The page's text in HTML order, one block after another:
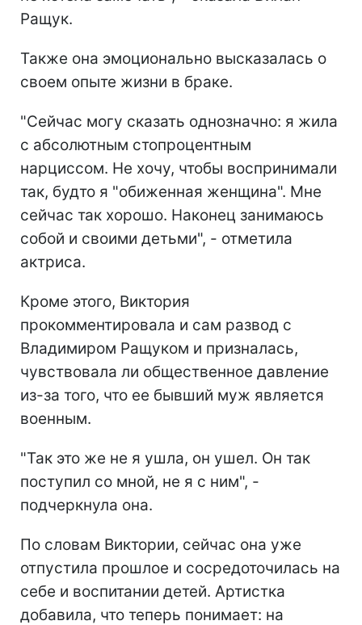
Ращук.
Также она эмоционально высказалась о
своем опыте жизни в браке.
"Сейчас могу сказать однозначно: я жила
с абсолютным стопроцентным
нарциссом. Не хочу, чтобы воспринимали
так, будто я "обиженная женщина". Мне
сейчас так хорошо. Наконец занимаюсь
собой и своими детьми", - отметила
актриса.
Кроме этого, Виктория
прокомментировала и сам развод с
Владимиром Ращуком и призналась,
чувствовала ли общественное давление
из-за того, что ее бывший муж является
военным.
"Так это же не я ушла, он ушел. Он так
поступил со мной, не я с ним", -
подчеркнула она.
По словам Виктории, сейчас она уже
отпустила прошлое и сосредоточилась на
себе и воспитании детей. Артистка
добавила, что теперь понимает: на